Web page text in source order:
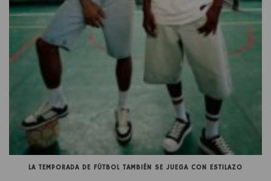
LA TEMPORADA DE FÚTBOL TAMBIÉN SE JUEGA CON ESTILAZO